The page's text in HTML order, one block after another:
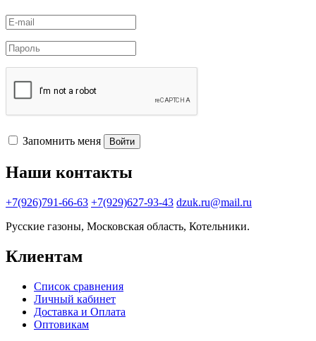
Запомнить меня Войти
Наши контакты
+7(926)791-66-63 +7(929)627-93-43 dzuk.ru@mail.ru
Русские газоны, Московская область, Котельники.
Клиентам
Список сравнения
Личный кабинет
Доставка и Оплата
Оптовикам